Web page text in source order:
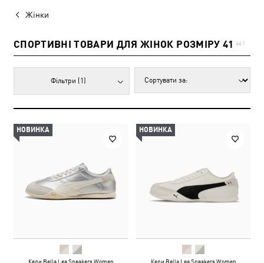
Жінки
СПОРТИВНІ ТОВАРИ ДЛЯ ЖІНОК РОЗМІРУ 41 461
Фільтри (1)
НОВИНКА
Кеди Bella Lea Sneakers Women
НОВИНКА
Кеди Bella Lea Sneakers Women